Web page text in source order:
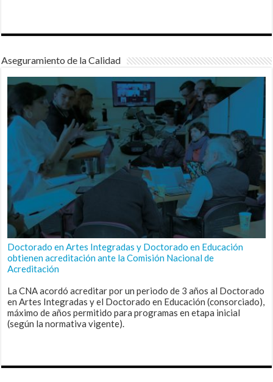
Aseguramiento de la Calidad
Doctorado en Artes Integradas y Doctorado en Educación
obtienen acreditación ante la Comisión Nacional de
Acreditación
La CNA acordó acreditar por un periodo de 3 años al Doctorado
en Artes Integradas y el Doctorado en Educación (consorciado),
máximo de años permitido para programas en etapa inicial
(según la normativa vigente).